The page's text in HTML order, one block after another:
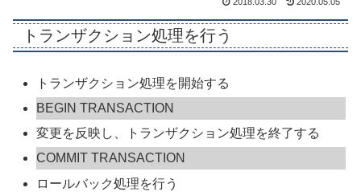
トランザクション処理を行う
トランザクション処理を開始する
BEGIN TRANSACTION
変更を反映し、トランザクション処理を終了する
COMMIT TRANSACTION
ロールバック処理を行う